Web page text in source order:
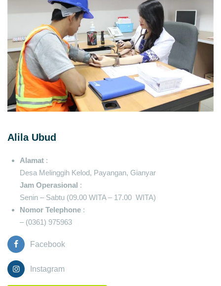
Alila Ubud
Alamat :
Desa Melinggih Kelod, Payangan, Gianyar
Jam Operasional :
Senin – Sabtu (09.00 WITA – 17.00 WITA)
Nomor Telephone :
– (0361) 975963
Facebook
Instagram